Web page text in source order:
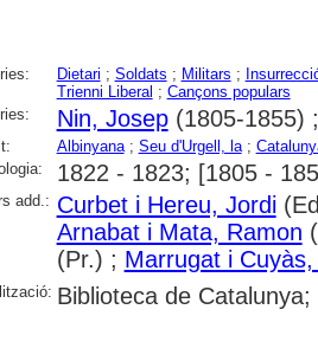
Dietari ; Soldats ; Militars ;
Trienni Liberal ; Cançons populars
Nin, Josep(1805-1855)
Albinyana; Seu d'Urgell, la;
1822 - 1823; [1805 -
add.: Curbet i Hereu, Jordi
Arnabat i Mata, Ramon
(Pr.) ; Marrugat i
Biblioteca de